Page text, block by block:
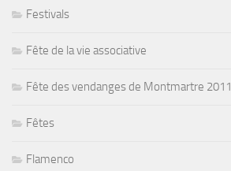
Festivals
Fête de la vie associative
Fête des vendanges de Montmartre 2011
Fêtes
Flamenco